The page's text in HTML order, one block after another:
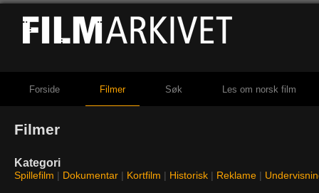
Forside Filmer Søk Les om norsk film
Filmer
Kategori
Spillefilm | Dokumentar | Kortfilm | Historisk | Reklame |